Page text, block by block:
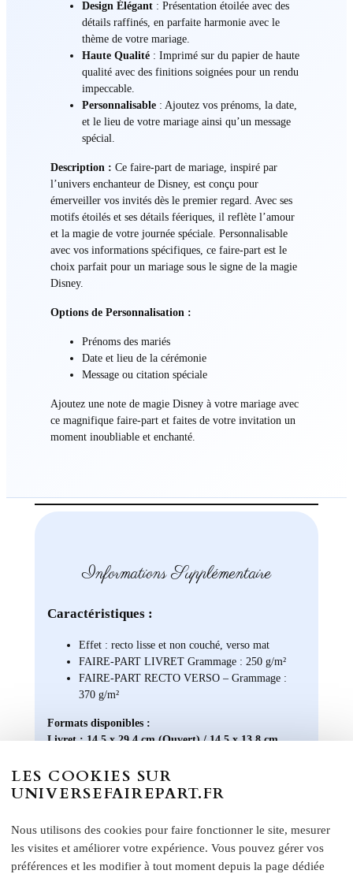
Design Élégant: Présentation étoilée avec des
détails raffinés, en parfaite harmonie avec le
thème de votre mariage.
Haute Qualité: Imprimé sur du papier de haute
qualité avec des finitions soignées pour un rendu
impeccable.
Personnalisable: Ajoutez vos prénoms, la date,
et le lieu de votre mariage ainsi qu’un message
spécial.
Description : Ce faire-part de mariage, inspiré par
l’univers enchanteur de Disney, est conçu pour
émerveiller vos invités dès le premier regard. Avec ses
motifs étoilés et ses détails féeriques, il reflète l’amour
et la magie de votre journée spéciale. Personnalisable
avec vos informations spécifiques, ce faire-part est le
choix parfait pour un mariage sous le signe de la magie
Disney.
Options de Personnalisation :
Prénoms des mariés
Date et lieu de la cérémonie
Message ou citation spéciale
Ajoutez une note de magie Disney à votre mariage avec
ce magnifique faire-part et faites de votre invitation un
moment inoubliable et enchanté.
Informations Supplémentaire
Caractéristiques :
Effet : recto lisse et non couché, verso mat
FAIRE-PART LIVRET Grammage : 250 g/m²
FAIRE-PART RECTO VERSO – Grammage :
370 g/m²
Formats disponibles :
Livret : 14,5 x 29,4 cm (Ouvert) / 14,5 x 13,8 cm
Carte recto verso : 14 x 15 cm
Format A5 portrait : 14 x 21 cm
Format rectangle paysage : 21 x 10 cm
Etiquette bouteille: Elles ont une taille unique, pensée
pour convenir à la majorité des bouteilles : 14 x 10 cm
LES COOKIES SUR
UNIVERSEFAIREPART.FR
Nous utilisons des cookies pour faire fonctionner le site, mesurer
les visites et améliorer votre expérience. Vous pouvez gérer vos
préférences et les modifier à tout moment depuis la page dédiée